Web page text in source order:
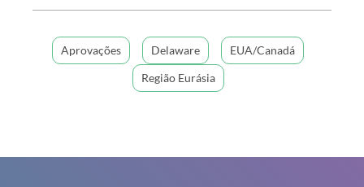
Aprovações Delaware
EUA/Canadá
Região Eurásia